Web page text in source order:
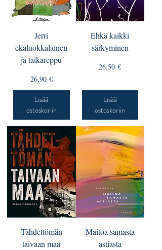
Jerri
ekaluokkalainen
ja taikareppu
Hinta
26,90 €
Lisää
ostoskoriin
Ehkä kaikki
särkyminen
Hinta
26,50 €
Lisää
ostoskoriin
Tähdettömän
taivaan maa
Maitoa samasta
astiasta